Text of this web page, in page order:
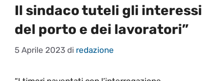
Il sindaco tuteli gli interessi
del porto e dei lavoratori”
5 Aprile 2023 di redazione